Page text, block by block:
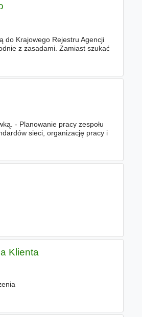
do Krajowego Rejestru Agencji
z zasadami. Zamiast szukać
- Planowanie pracy zespołu
sieci, organizację pracy i
Klienta